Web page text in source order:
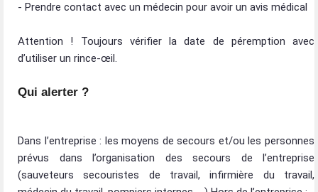
- Prendre contact avec un médecin pour avoir un avis médical
Attention ! Toujours vérifier la date de péremption avec
d’utiliser un rince-œil.
Qui alerter ?
Dans l’entreprise : les moyens de secours et/ou les personnes
prévus dans l’organisation des secours de l’entreprise
(sauveteurs secouristes de travail, infirmière du travail,